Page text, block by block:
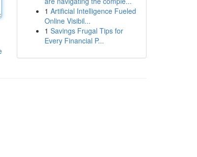
1 Artificial Intelligence Fueled
Online Visibil...
1 Savings Frugal Tips for
Every Financial P...